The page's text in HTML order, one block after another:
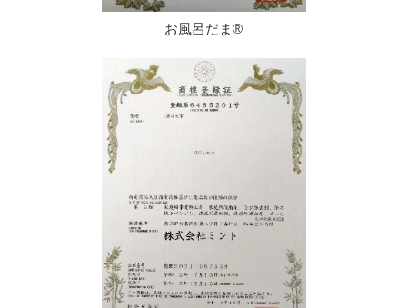
お風呂だま®